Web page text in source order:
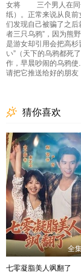
女将 三个男人在同一
纸）。正常来说从良
们发现自己被骗了之后
者三只乌鸦”，因为熊
是游女却引用会把高杉
い”（天下的乌鸦都死
作，早晨吵闹的乌鸦使
请把它推送给好的朋友
猜你喜欢
全
七零凝脂美人飒翻了